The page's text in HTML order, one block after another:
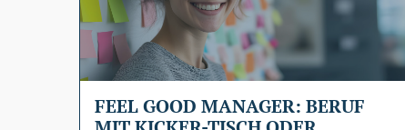
FEEL GOOD MANAGER: BERUF